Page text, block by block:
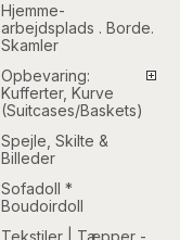
Hjemme-
arbejdsplads . Borde.
Skamler
Opbevaring:
Kufferter, Kurve
(Suitcases/Baskets)
Spejle, Skilte &
Billeder
Sofadoll *
Boudoirdoll
Tekstiler | Tæpper -